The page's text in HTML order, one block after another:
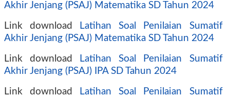
Akhir Jenjang (PSAJ) Matematika SD Tahun 2024
Link download
Latihan Soal Penilaian Sumatif
Akhir Jenjang (PSAJ) Matematika SD Tahun 2024
Link download
Latihan Soal Penilaian Sumatif
Akhir Jenjang (PSAJ) IPA SD Tahun 2024
Link download
Latihan Soal Penilaian Sumatif